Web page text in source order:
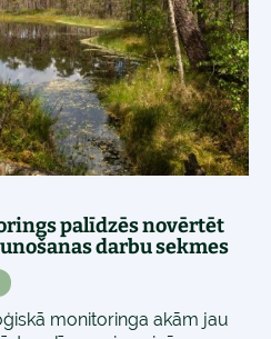
palīdzēs novērtēt
darbu sekmes
monitoringa akām jau